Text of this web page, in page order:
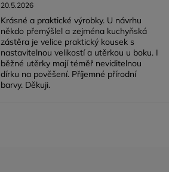
20.5.2026
Krásné a praktické výrobky. U návrhu
někdo přemýšlel a zejména kuchyňská
zástěra je velice praktický kousek s
nastavitelnou velikostí a utěrkou u boku. I
běžné utěrky mají téměř neviditelnou
dírku na pověšení. Příjemné přírodní
barvy. Děkuji.